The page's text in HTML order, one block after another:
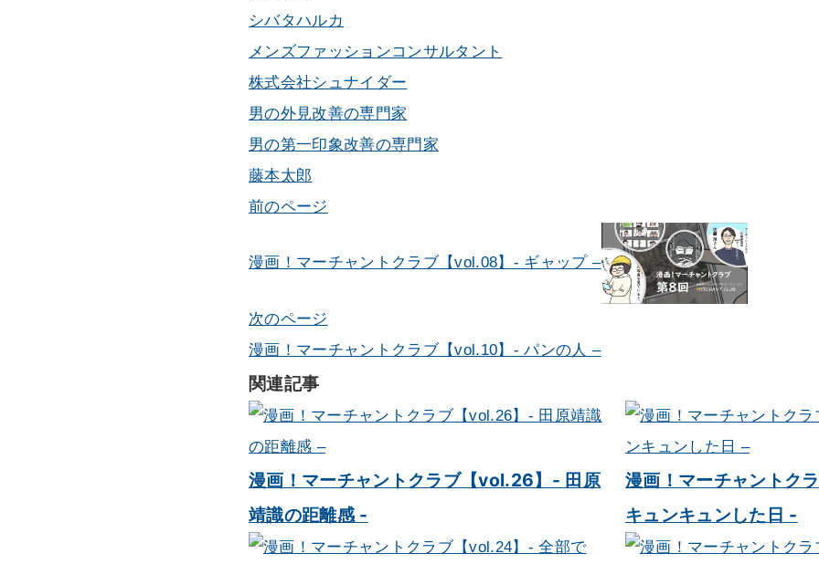
シバタハルカ
メンズファッションコンサルタント
株式会社シュナイダー
男の外見改善の専門家
男の第一印象改善の専門家
藤本太郎
投
稿
ビ
ゲ
ー
シ
ン
前のページ
漫画！マーチャントクラブ【vol.08】- ギャップ –
次のページ
漫画！マーチャントクラブ【vol.10】- パンの人 –
関連記事
漫画！マーチャントクラブ【vol.26】- 田原
靖識の距離感 -
漫画！マーチャントク
キュンキュンした日 -